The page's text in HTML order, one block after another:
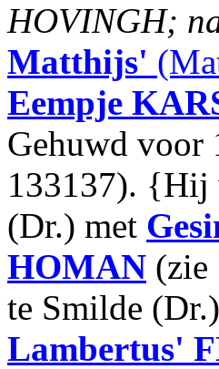
HOVINGH;
Matthijs'
Eempje
Gehuwd voor
133137). {Hij
(Dr.) met
HOMAN (zie
te Smilde
Lambertus'